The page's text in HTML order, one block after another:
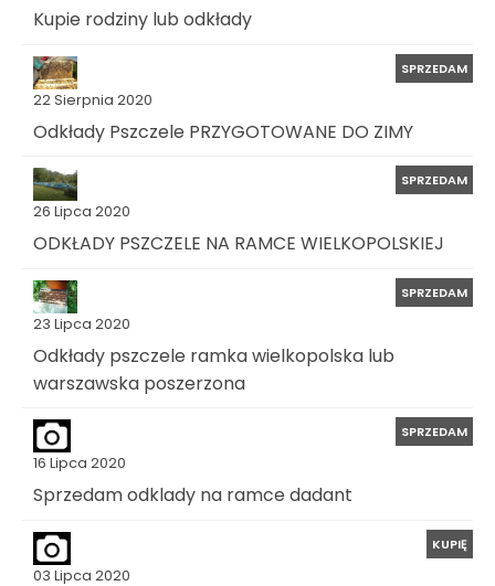
Kupie rodziny lub odkłady
22 Sierpnia 2020
SPRZEDAM
Odkłady Pszczele PRZYGOTOWANE DO ZIMY
26 Lipca 2020
SPRZEDAM
ODKŁADY PSZCZELE NA RAMCE WIELKOPOLSKIEJ
23 Lipca 2020
SPRZEDAM
Odkłady pszczele ramka wielkopolska lub
warszawska poszerzona
16 Lipca 2020
SPRZEDAM
Sprzedam odklady na ramce dadant
03 Lipca 2020
KUPIĘ